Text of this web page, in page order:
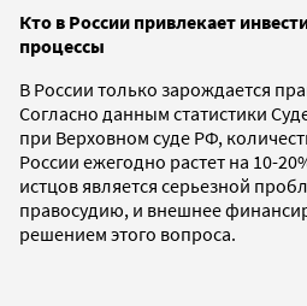
Кто в России привлекает
процессы
В России только зарождается
Согласно данным статистики
при Верховном суде РФ,
России ежегодно растет на 10-
истцов является серьезной
правосудию, и внешнее
решением этого вопроса.